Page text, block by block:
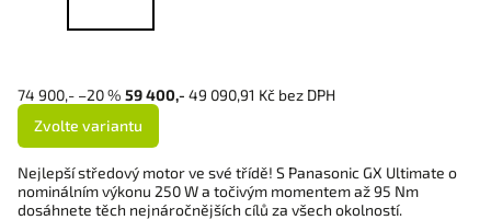
74 900,- –20 % 59 400,- 49 090,91 Kč bez DPH
Zvolte variantu
Nejlepší středový motor ve své třídě! S Panasonic GX Ultimate o
nominálním výkonu 250 W a točivým momentem až 95 Nm
dosáhnete těch nejnáročnějších cílů za všech okolností.